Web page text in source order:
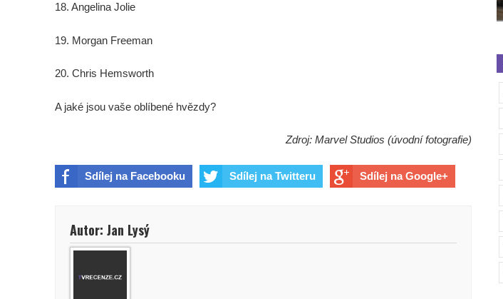
18. Angelina Jolie
19. Morgan Freeman
20. Chris Hemsworth
A jaké jsou vaše oblíbené hvězdy?
Zdroj: Marvel Studios (úvodní fotografie)
Sdílej na Facebooku Sdílej na Twitteru Sdílej na Google+
Autor: Jan Lysý